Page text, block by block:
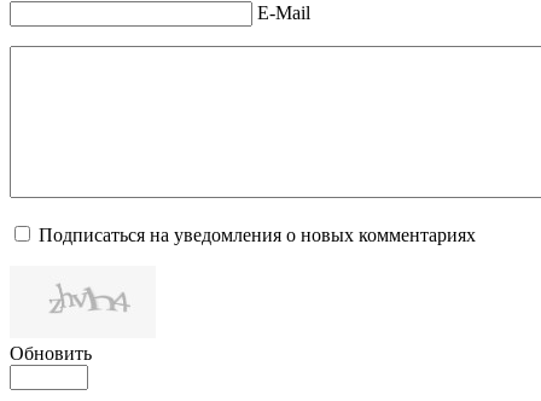
E-Mail
Подписаться на уведомления о новых комментариях
Обновить